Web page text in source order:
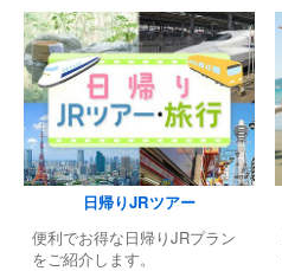
日帰りJRツアー
便利でお得な日帰りJRプラン
をご紹介します。